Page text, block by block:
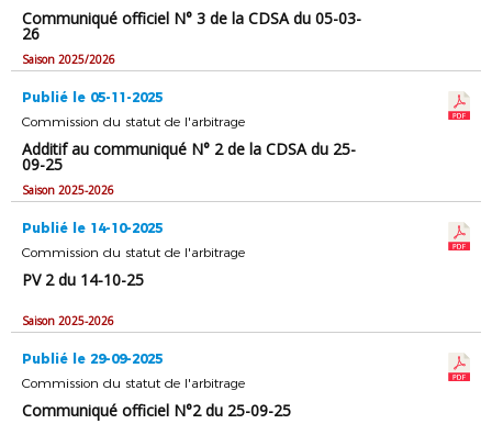
Communiqué officiel N° 3 de la CDSA du 05-03-
26
Saison 2025/2026
Publié le 05-11-2025
Commission du statut de l'arbitrage
Additif au communiqué N° 2 de la CDSA du 25-
09-25
Saison 2025-2026
Publié le 14-10-2025
Commission du statut de l'arbitrage
PV 2 du 14-10-25
Saison 2025-2026
Publié le 29-09-2025
Commission du statut de l'arbitrage
Communiqué officiel N°2 du 25-09-25